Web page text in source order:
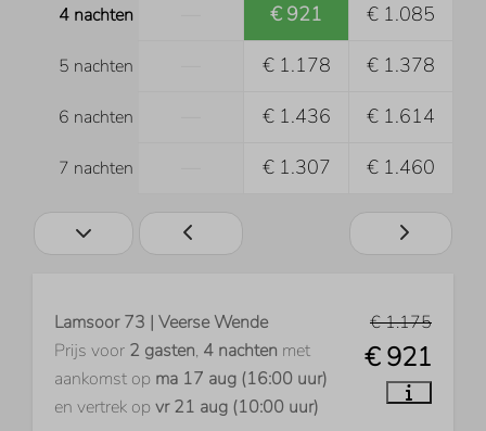
4 nachten € 921 € 1.085
5 nachten € 1.178 € 1.378
6 nachten € 1.436 € 1.614
7 nachten € 1.307 € 1.460
€ 1.175
€ 921
Lamsoor 73 | Veerse Wende
Prijs voor 2 gasten, 4 nachten met
aankomst op ma 17 aug (16:00 uur)
en vertrek op vr 21 aug (10:00 uur)